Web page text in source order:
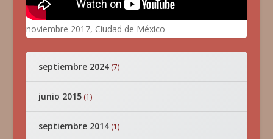
noviembre 2017, Ciudad de México
septiembre 2024(7)
junio 2015(1)
septiembre 2014(1)